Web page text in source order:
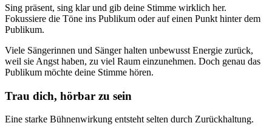
Sing präsent, sing klar und gib deine Stimme wirklich her.
Fokussiere die Töne ins Publikum oder auf einen Punkt hinter dem
Publikum.
Viele Sängerinnen und Sänger halten unbewusst Energie zurück,
weil sie Angst haben, zu viel Raum einzunehmen. Doch genau das
Publikum möchte deine Stimme hören.
Trau dich, hörbar zu sein
Eine starke Bühnenwirkung entsteht selten durch Zurückhaltung.